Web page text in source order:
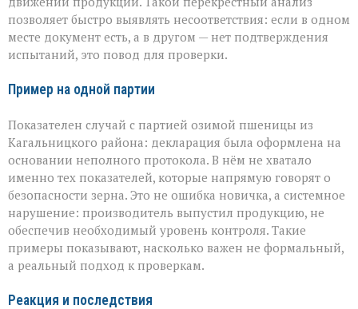
позволяет быстро выявлять несоответствия: если в одном
месте документ есть, а в другом — нет подтверждения
испытаний, это повод для проверки.
Пример на одной партии
Показателен случай с партией озимой пшеницы из
Кагальницкого района: декларация была оформлена на
основании неполного протокола. В нём не хватало
именно тех показателей, которые напрямую говорят о
безопасности зерна. Это не ошибка новичка, а системное
нарушение: производитель выпустил продукцию, не
обеспечив необходимый уровень контроля. Такие
примеры показывают, насколько важен не формальный,
а реальный подход к проверкам.
Реакция и последствия